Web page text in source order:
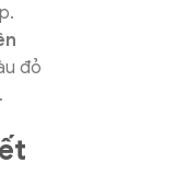
đỏ